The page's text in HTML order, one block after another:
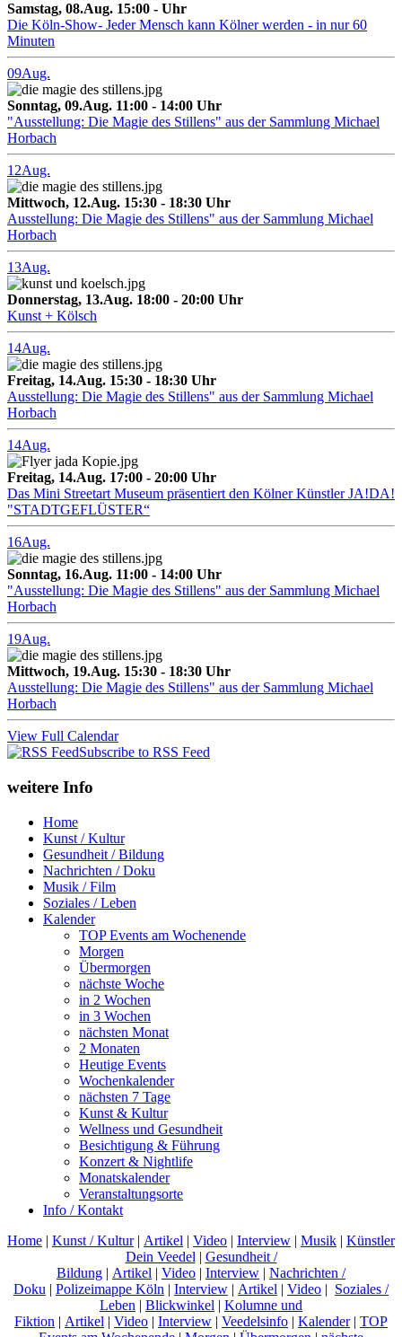
Samstag, 08.Aug. 15:00 - Uhr
Die Köln-Show- Jeder Mensch kann Kölner werden - in nur 60
Minuten
09Aug.
Sonntag, 09.Aug. 11:00 - 14:00 Uhr
"Ausstellung: Die Magie des Stillens" aus der Sammlung Michael
Horbach
12Aug.
Mittwoch, 12.Aug. 15:30 - 18:30 Uhr
Ausstellung: Die Magie des Stillens" aus der Sammlung Michael
Horbach
13Aug.
Donnerstag, 13.Aug. 18:00 - 20:00 Uhr
Kunst + Kölsch
14Aug.
Freitag, 14.Aug. 15:30 - 18:30 Uhr
Ausstellung: Die Magie des Stillens" aus der Sammlung Michael
Horbach
14Aug.
Freitag, 14.Aug. 17:00 - 20:00 Uhr
Das Mini Streetart Museum präsentiert den Kölner Künstler JA!DA!
"STADTGEFLÜSTER“
16Aug.
Sonntag, 16.Aug. 11:00 - 14:00 Uhr
"Ausstellung: Die Magie des Stillens" aus der Sammlung Michael
Horbach
19Aug.
Mittwoch, 19.Aug. 15:30 - 18:30 Uhr
Ausstellung: Die Magie des Stillens" aus der Sammlung Michael
Horbach
View Full Calendar
Subscribe to RSS Feed
weitere Info
Home
Kunst / Kultur
Gesundheit / Bildung
Nachrichten / Doku
Musik / Film
Soziales / Leben
Kalender
TOP Events am Wochenende
Morgen
Übermorgen
nächste Woche
in 2 Wochen
in 3 Wochen
nächsten Monat
2 Monaten
Heutige Events
Wochenkalender
nächsten 7 Tage
Kunst & Kultur
Wellness und Gesundheit
Besichtigung & Führung
Konzert & Nightlife
Monatskalender
Veranstaltungsorte
Info / Kontakt
Home | Kunst / Kultur| Artikel | Video | Interview | Musik | Künstler
Dein Veedel | Gesundheit /
Bildung | Artikel | Video | Interview | Nachrichten /
Doku | Polizeimappe Köln | Interview | Artikel | Video | Soziales /
Leben | Blickwinkel | Kolumne und
Fiktion | Artikel | Video | Interview | Veedelsinfo | Kalender| TOP